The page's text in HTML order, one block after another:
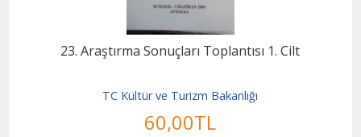
23. Araştırma Sonuçları Toplantısı 1. Cilt
TC Kültür ve Turizm Bakanlığı
60,00TL